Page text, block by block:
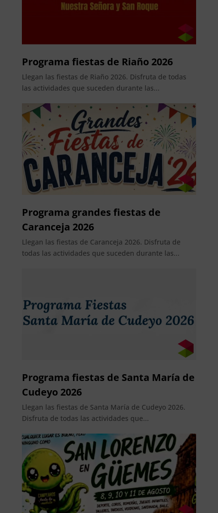
Programa fiestas de Riaño 2026
Llegan las fiestas de Riaño 2026. Disfruta de todas
las actividades que suceden durante las...
Programa grandes fiestas de
Caranceja 2026
Llegan las fiestas de Caranceja 2026. Disfruta de
todas las actividades que suceden durante las...
Programa fiestas de Santa María de
Cudeyo 2026
Llegan las fiestas de Santa María de Cudeyo 2026.
Disfruta de todas las actividades que...